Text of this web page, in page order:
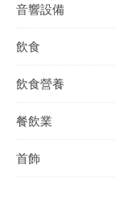
音響設備
飲食
飲食營養
餐飲業
首飾